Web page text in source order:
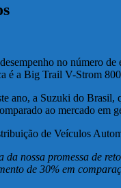
no número
é a Big Trail V-Strom
ano, a Suzuki do
ao mercado em
de Veículos
nossa promessa de
de 30% em